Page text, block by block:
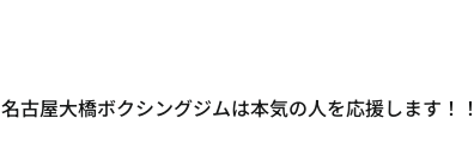
名古屋大橋ボクシングジムは本気の人を応援します！！